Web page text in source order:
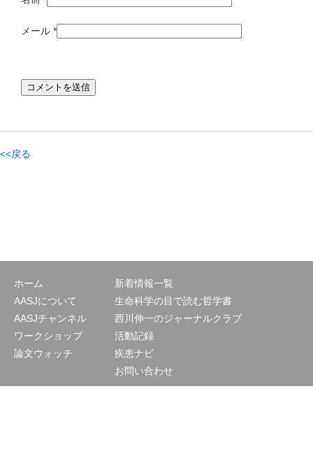
メール *
<<戻る
ホーム
AASJについて
AASJチャンネル
ワークショップ
論文ウォッチ
新着情報一覧
生命科学の目で読む哲学書
西川伸一のジャーナルクラブ
活動記録
疾患ナビ
お問い合わせ